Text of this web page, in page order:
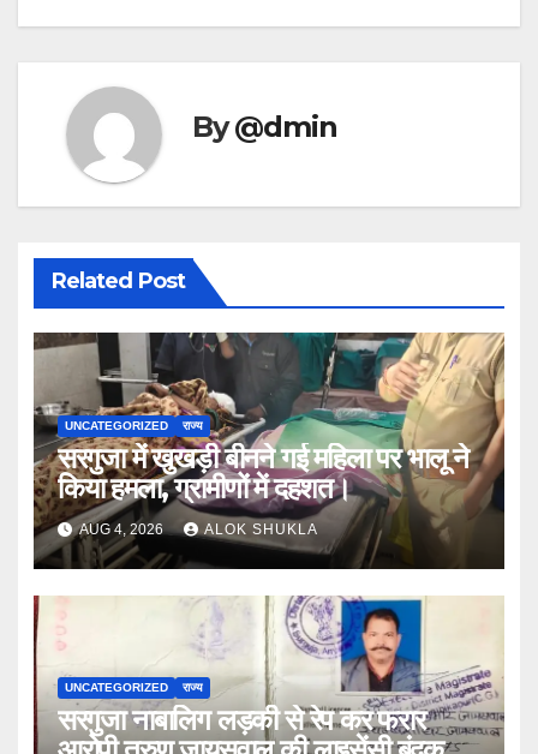
By@dmin
Related Post
UNCATEGORIZED राज्य
सरगुजा में खुखड़ी बीनने गई महिला पर भालू ने
किया हमला, ग्रामीणों में दहशत।
AUG 4, 2026 ALOK SHUKLA
UNCATEGORIZED राज्य
सरगुजा नाबालिग लड़की से रेप कर फरार